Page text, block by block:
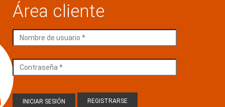
Área cliente
REGISTRARSE